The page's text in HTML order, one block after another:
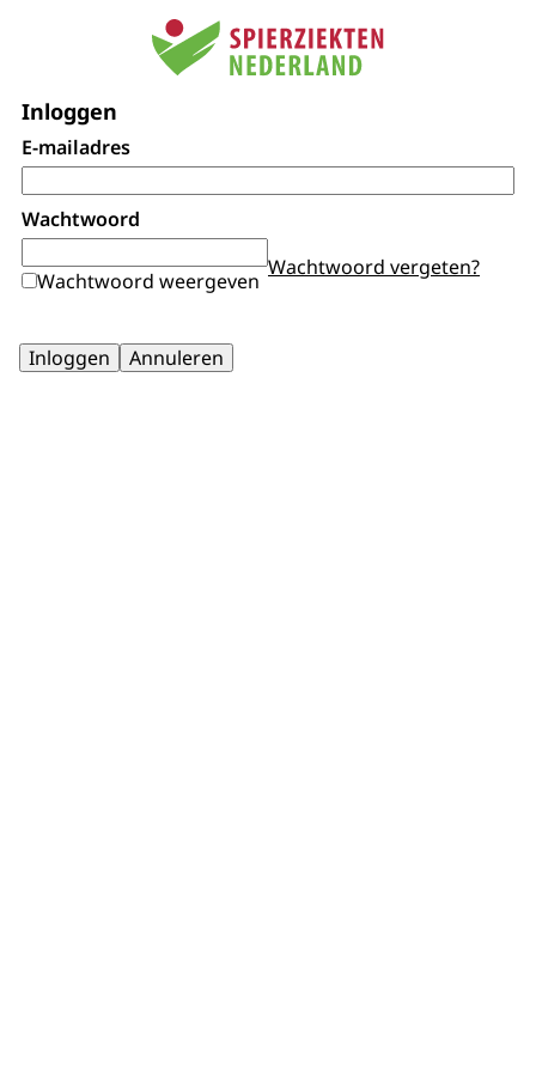
Inloggen
E-mailadres
Wachtwoord
Wachtwoord weergeven
Wachtwoord vergeten?
Inloggen Annuleren